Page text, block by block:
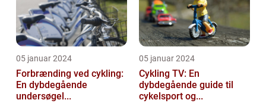
05 januar 2024
Forbrænding ved cykling:
En dybdegående
undersøgel...
05 januar 2024
Cykling TV: En
dybdegående guide til
cykelsport og...